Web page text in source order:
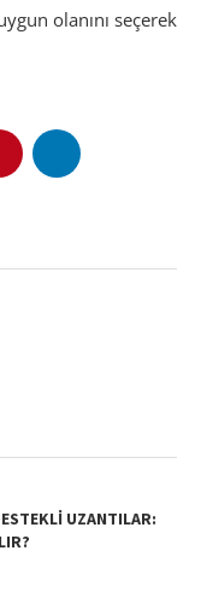
olanını seçerek
UZANTILAR: